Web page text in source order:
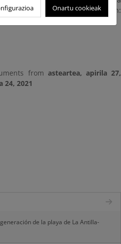
dirección:
are/acceso.do
from asteartea, apirila 27,
24, 2021
de la playa de La Antilla-
Onartu cookieak